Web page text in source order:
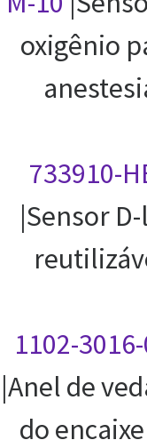
oxigênio
733910-
|Sensor
1102-
|Anel de
do